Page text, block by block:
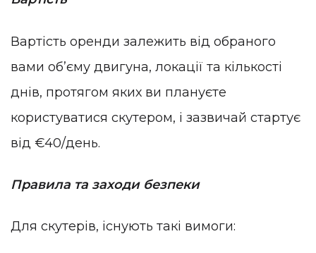
Вартість оренди залежить від обраного
вами обʼєму двигуна, локації та кількості
днів, протягом яких ви плануєте
користуватися скутером, і зазвичай стартує
від €40/день.
Правила та заходи безпеки
Для скутерів, існують такі вимоги: